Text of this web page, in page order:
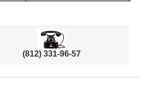
(812) 331-96-57